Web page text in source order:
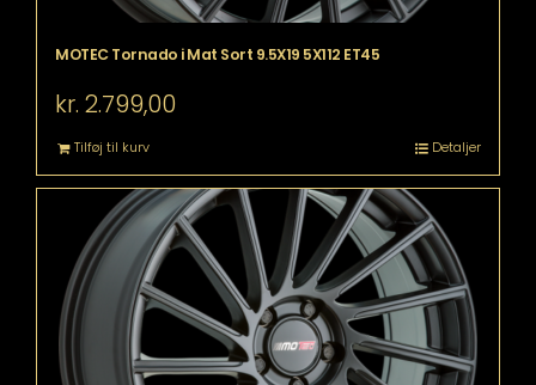
MOTEC Tornado i Mat Sort 9.5X19 5X112 ET45
kr. 2.799,00
Tilføj til kurv Detaljer